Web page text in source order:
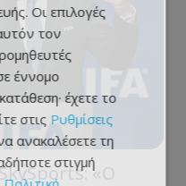
«O
Οι επιλογές
τον
έννομο
έχετε το
στις Ρυθμίσεις
ανακαλέσετε τη
στιγμή